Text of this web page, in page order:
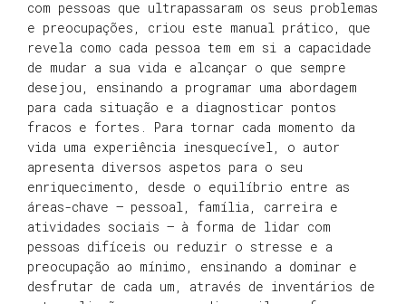
com pessoas que ultrapassaram os seus problemas
e preocupações, criou este manual prático, que
revela como cada pessoa tem em si a capacidade
de mudar a sua vida e alcançar o que sempre
desejou, ensinando a programar uma abordagem
para cada situação e a diagnosticar pontos
fracos e fortes. Para tornar cada momento da
vida uma experiência inesquecível, o autor
apresenta diversos aspetos para o seu
enriquecimento, desde o equilíbrio entre as
áreas-chave – pessoal, família, carreira e
atividades sociais – à forma de lidar com
pessoas difíceis ou reduzir o stresse e a
preocupação ao mínimo, ensinando a dominar e
desfrutar de cada um, através de inventários de